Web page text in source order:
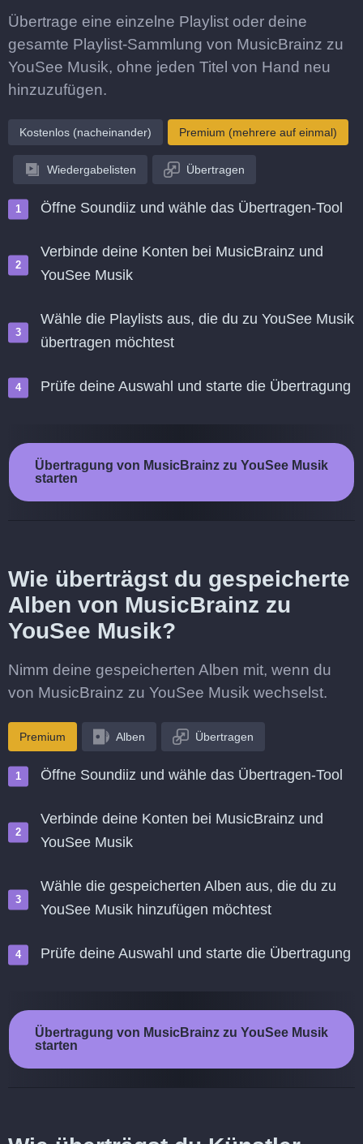
Übertrage eine einzelne Playlist oder deine
gesamte Playlist-Sammlung von MusicBrainz zu
YouSee Musik, ohne jeden Titel von Hand neu
hinzuzufügen.
Kostenlos (nacheinander) Premium (mehrere auf einmal)
Wiedergabelisten Übertragen
Öffne Soundiiz und wähle das Übertragen-Tool
Verbinde deine Konten bei MusicBrainz und
YouSee Musik
Wähle die Playlists aus, die du zu YouSee Musik
übertragen möchtest
Prüfe deine Auswahl und starte die Übertragung
Übertragung von MusicBrainz zu YouSee Musik
starten
Wie überträgst du gespeicherte
Alben von MusicBrainz zu
YouSee Musik?
Nimm deine gespeicherten Alben mit, wenn du
von MusicBrainz zu YouSee Musik wechselst.
Premium Alben Übertragen
Öffne Soundiiz und wähle das Übertragen-Tool
Verbinde deine Konten bei MusicBrainz und
YouSee Musik
Wähle die gespeicherten Alben aus, die du zu
YouSee Musik hinzufügen möchtest
Prüfe deine Auswahl und starte die Übertragung
Übertragung von MusicBrainz zu YouSee Musik
starten